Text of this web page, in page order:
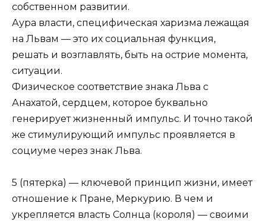
собственном развитии.
Аура власти, специфическая харизма лежащая
на Львам — это их социальная функция,
решать и возглавлять, быть на острие момента,
ситуации.
Физическое соответствие знака Льва с
Анахатой, сердцем, которое буквально
генерирует жизненный импульс. И точно такой
же стимулирующий импульс проявляется в
социуме через знак Льва.
5 (пятерка) — ключевой принцип жизни, имеет
отношение к Пране, Меркурию. В чем и
укрепляется власть Солнца (короля) — своими